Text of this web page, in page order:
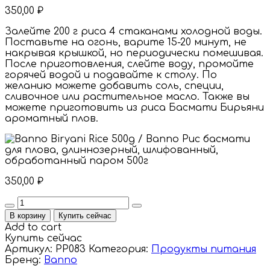
350,00 ₽
Залейте 200 г риса 4 стаканами холодной воды.
Поставьте на огонь, варите 15-20 минут, не
накрывая крышкой, но периодически помешивая.
После приготовления, слейте воду, промойте
горячей водой и подавайте к столу. По
желанию можете добавить соль, специи,
сливочное или растительное масло. Также вы
можете приготовить из риса Басмати Бирьяни
ароматный плов.
350,00 ₽
Quantity
В корзину Купить сейчас
Add to cart
Купить сейчас
Артикул: PP083 Категория: Продукты питания
Бренд: Banno